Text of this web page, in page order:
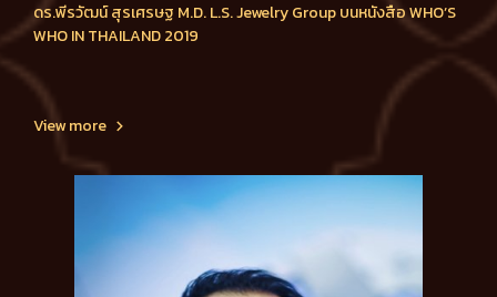
ดร.พีรวัฒน์ สุรเศรษฐ M.D. L.S. Jewelry Group บนหนังสือ WHO’S
WHO IN THAILAND 2019
View more